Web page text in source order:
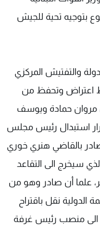
بتوجيه تحية للجيش
والتفتيش المركزي
اعتراض وتحفظ من
مروان حمادة ويوسف
استبدال رئيس مجلس
بالقاضي هنري خوري
سيخرج الى التقاعد
علما أن صادر وهو من
نقل باقتراح
الى منصب رئيس غرفة